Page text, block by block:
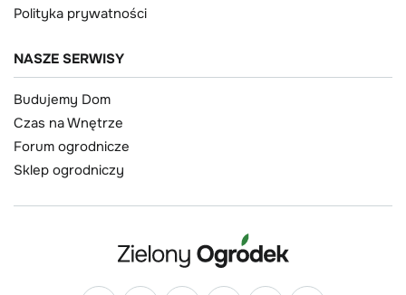
Polityka prywatności
NASZE SERWISY
Budujemy Dom
Czas na Wnętrze
Forum ogrodnicze
Sklep ogrodniczy